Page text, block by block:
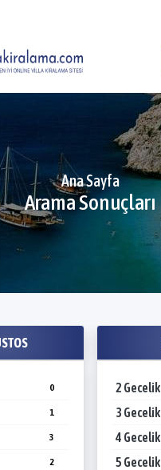
Ana Sayfa
Arama Sonuçları
0
1
3
2
2 Gecelik
3 Gecelik
4 Gecelik
5 Gecelik